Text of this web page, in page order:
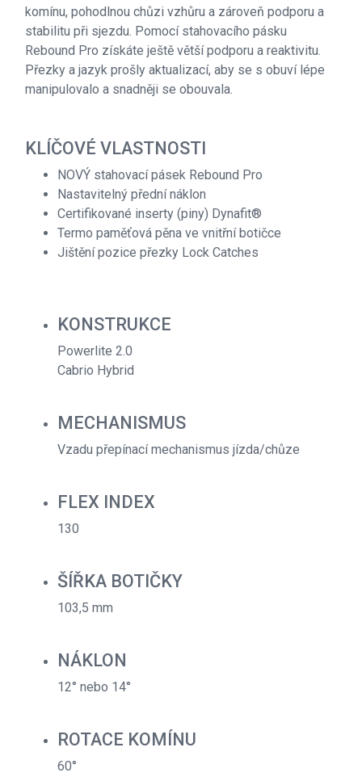
komínu, pohodlnou chůzi vzhůru a zároveň podporu a
stabilitu při sjezdu. Pomocí stahovacího pásku
Rebound Pro získáte ještě větší podporu a reaktivitu.
Přezky a jazyk prošly aktualizací, aby se s obuví lépe
manipulovalo a snadněji se obouvala.
KLÍČOVÉ VLASTNOSTI
NOVÝ stahovací pásek Rebound Pro
Nastavitelný přední náklon
Certifikované inserty (piny) Dynafit®
Termo paměťová pěna ve vnitřní botičce
Jištění pozice přezky Lock Catches
KONSTRUKCE
Powerlite 2.0
Cabrio Hybrid
MECHANISMUS
Vzadu přepínací mechanismus jízda/chůze
FLEX INDEX
130
ŠÍŘKA BOTIČKY
103,5 mm
NÁKLON
12° nebo 14°
ROTACE KOMÍNU
60°